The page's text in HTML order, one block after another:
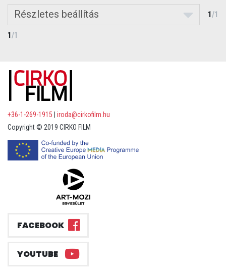
Részletes beállítás 1/1
1/1
+36-1-269-1915
iroda@cirkofilm.hu
Copyright © 2019 CIRKO FILM
FACEBOOK
YOUTUBE